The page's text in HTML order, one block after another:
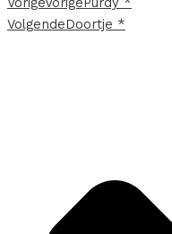
VolgendeDoortje *